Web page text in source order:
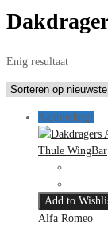
Enig resultaat
Aanbieding!
Add to
Alfa Romeo